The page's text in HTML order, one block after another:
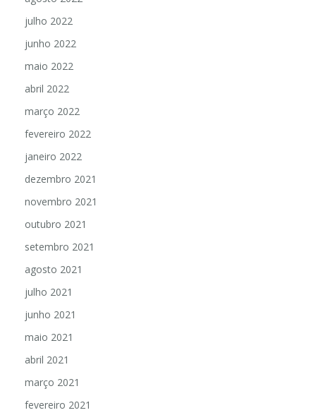
julho 2022
junho 2022
maio 2022
abril 2022
março 2022
fevereiro 2022
janeiro 2022
dezembro 2021
novembro 2021
outubro 2021
setembro 2021
agosto 2021
julho 2021
junho 2021
maio 2021
abril 2021
março 2021
fevereiro 2021